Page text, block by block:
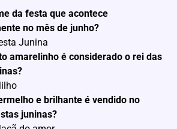
da festa que acontece
no mês de junho?
Junina
amarelinho é considerado o rei das
e brilhante é vendido no
juninas?